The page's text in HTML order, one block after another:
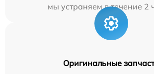
мы устраняем в течение 2
Оригинальные